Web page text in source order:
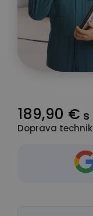
189,90 € s
Doprava